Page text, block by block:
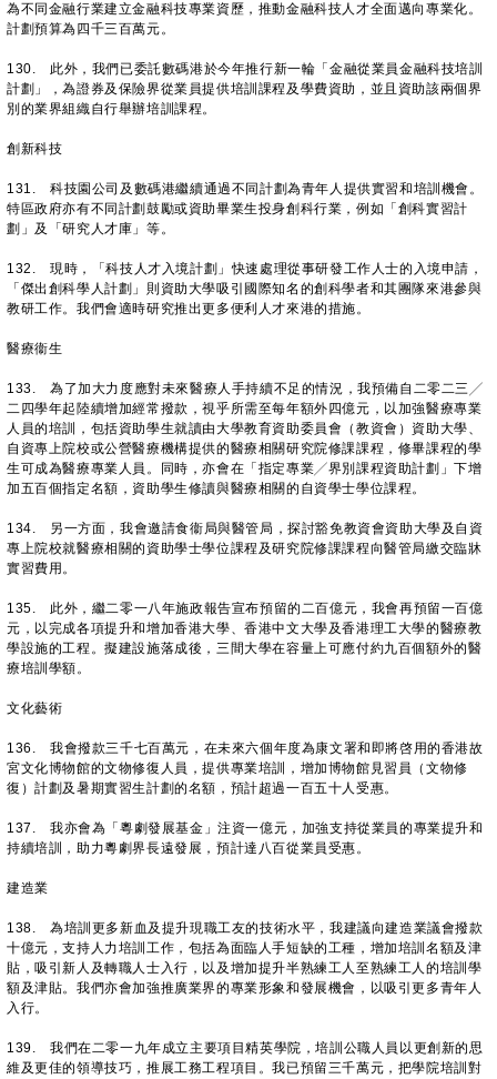
為不同金融行業建立金融科技專業資歷，推動金融科技人才全面邁向專業化。
計劃預算為四千三百萬元。
130. 此外，我們已委託數碼港於今年推行新一輪「金融從業員金融科技培訓
計劃」，為證券及保險界從業員提供培訓課程及學費資助，並且資助該兩個界
別的業界組織自行舉辦培訓課程。
創新科技
131. 科技園公司及數碼港繼續通過不同計劃為青年人提供實習和培訓機會。
特區政府亦有不同計劃鼓勵或資助畢業生投身創科行業，例如「創科實習計
劃」及「研究人才庫」等。
132. 現時，「科技人才入境計劃」快速處理從事研發工作人士的入境申請，
「傑出創科學人計劃」則資助大學吸引國際知名的創科學者和其團隊來港參與
教研工作。我們會適時研究推出更多便利人才來港的措施。
醫療衞生
133. 為了加大力度應對未來醫療人手持續不足的情況，我預備自二零二三╱
二四學年起陸續增加經常撥款，視乎所需至每年額外四億元，以加強醫療專業
人員的培訓，包括資助學生就讀由大學教育資助委員會（教資會）資助大學、
自資專上院校或公營醫療機構提供的醫療相關研究院修課課程，修畢課程的學
生可成為醫療專業人員。同時，亦會在「指定專業╱界別課程資助計劃」下增
加五百個指定名額，資助學生修讀與醫療相關的自資學士學位課程。
134. 另一方面，我會邀請食衞局與醫管局，探討豁免教資會資助大學及自資
專上院校就醫療相關的資助學士學位課程及研究院修課課程向醫管局繳交臨牀
實習費用。
135. 此外，繼二零一八年施政報告宣布預留的二百億元，我會再預留一百億
元，以完成各項提升和增加香港大學、香港中文大學及香港理工大學的醫療教
學設施的工程。擬建設施落成後，三間大學在容量上可應付約九百個額外的醫
療培訓學額。
文化藝術
136. 我會撥款三千七百萬元，在未來六個年度為康文署和即將啓用的香港故
宮文化博物館的文物修復人員，提供專業培訓，增加博物館見習員（文物修
復）計劃及暑期實習生計劃的名額，預計超過一百五十人受惠。
137. 我亦會為「粵劇發展基金」注資一億元，加強支持從業員的專業提升和
持續培訓，助力粵劇界長遠發展，預計達八百從業員受惠。
建造業
138. 為培訓更多新血及提升現職工友的技術水平，我建議向建造業議會撥款
十億元，支持人力培訓工作，包括為面臨人手短缺的工種，增加培訓名額及津
貼，吸引新人及轉職人士入行，以及增加提升半熟練工人至熟練工人的培訓學
額及津貼。我們亦會加強推廣業界的專業形象和發展機會，以吸引更多青年人
入行。
139. 我們在二零一九年成立主要項目精英學院，培訓公職人員以更創新的思
維及更佳的領導技巧，推展工務工程項目。我已預留三千萬元，把學院培訓對